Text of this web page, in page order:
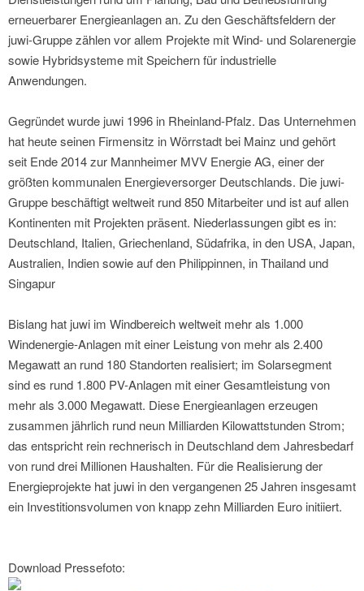
erneuerbarer Energieanlagen an. Zu den Geschäftsfeldern der
juwi-Gruppe zählen vor allem Projekte mit Wind- und Solarenergie
sowie Hybridsysteme mit Speichern für industrielle
Anwendungen.
Gegründet wurde juwi 1996 in Rheinland-Pfalz. Das Unternehmen
hat heute seinen Firmensitz in Wörrstadt bei Mainz und gehört
seit Ende 2014 zur Mannheimer MVV Energie AG, einer der
größten kommunalen Energieversorger Deutschlands. Die juwi-
Gruppe beschäftigt weltweit rund 850 Mitarbeiter und ist auf allen
Kontinenten mit Projekten präsent. Niederlassungen gibt es in:
Deutschland, Italien, Griechenland, Südafrika, in den USA, Japan,
Australien, Indien sowie auf den Philippinnen, in Thailand und
Singapur
Bislang hat juwi im Windbereich weltweit mehr als 1.000
Windenergie-Anlagen mit einer Leistung von mehr als 2.400
Megawatt an rund 180 Standorten realisiert; im Solarsegment
sind es rund 1.800 PV-Anlagen mit einer Gesamtleistung von
mehr als 3.000 Megawatt. Diese Energieanlagen erzeugen
zusammen jährlich rund neun Milliarden Kilowattstunden Strom;
das entspricht rein rechnerisch in Deutschland dem Jahresbedarf
von rund drei Millionen Haushalten. Für die Realisierung der
Energieprojekte hat juwi in den vergangenen 25 Jahren insgesamt
ein Investitionsvolumen von knapp zehn Milliarden Euro initiiert.
Download Pressefoto: